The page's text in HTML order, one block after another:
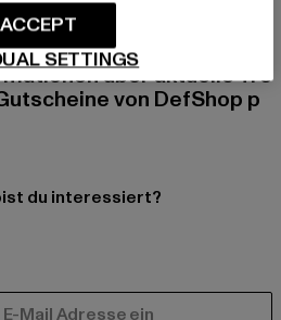
Newsletter an und
über aktuelle Tre
von DefShop p
du interessiert?
SETTINGS
ACCEPT